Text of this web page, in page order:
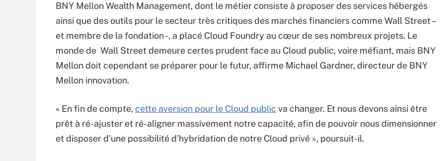
BNY Mellon Wealth Management, dont le métier consiste à proposer des services hébergés
ainsi que des outils pour le secteur très critiques des marchés financiers comme Wall Street –
et membre de la fondation -, a placé Cloud Foundry au cœur de ses nombreux projets. Le
monde de Wall Street demeure certes prudent face au Cloud public, voire méfiant, mais BNY
Mellon doit cependant se préparer pour le futur, affirme Michael Gardner, directeur de BNY
Mellon innovation.
« En fin de compte, cette aversion pour le Cloud public va changer. Et nous devons ainsi être
prêt à ré-ajuster et ré-aligner massivement notre capacité, afin de pouvoir nous dimensionner
et disposer d’une possibilité d’hybridation de notre Cloud privé », poursuit-il.